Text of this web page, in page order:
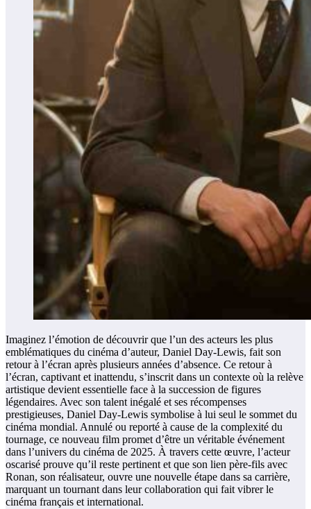
Imaginez l’émotion de découvrir que l’un des acteurs les plus
emblématiques du cinéma d’auteur, Daniel Day-Lewis, fait son
retour à l’écran après plusieurs années d’absence. Ce retour à
l’écran, captivant et inattendu, s’inscrit dans un contexte où la relève
artistique devient essentielle face à la succession de figures
légendaires. Avec son talent inégalé et ses récompenses
prestigieuses, Daniel Day-Lewis symbolise à lui seul le sommet du
cinéma mondial. Annulé ou reporté à cause de la complexité du
tournage, ce nouveau film promet d’être un véritable événement
dans l’univers du cinéma de 2025. À travers cette œuvre, l’acteur
oscarisé prouve qu’il reste pertinent et que son lien père-fils avec
Ronan, son réalisateur, ouvre une nouvelle étape dans sa carrière,
marquant un tournant dans leur collaboration qui fait vibrer le
cinéma français et international.